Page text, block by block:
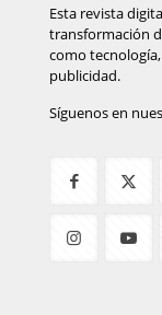
Esta revista
transformación
como
publicidad.
Síguenos en